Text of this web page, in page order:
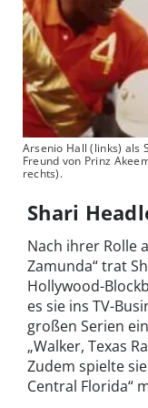
Arsenio Hall (links) als
Freund von Prinz
rechts).
Shari
Nach ihrer Rolle
Zamunda“ trat
Hollywood-
es sie ins TV-
großen Serien
„Walker, Texas
Zudem spielte
Central Florida“